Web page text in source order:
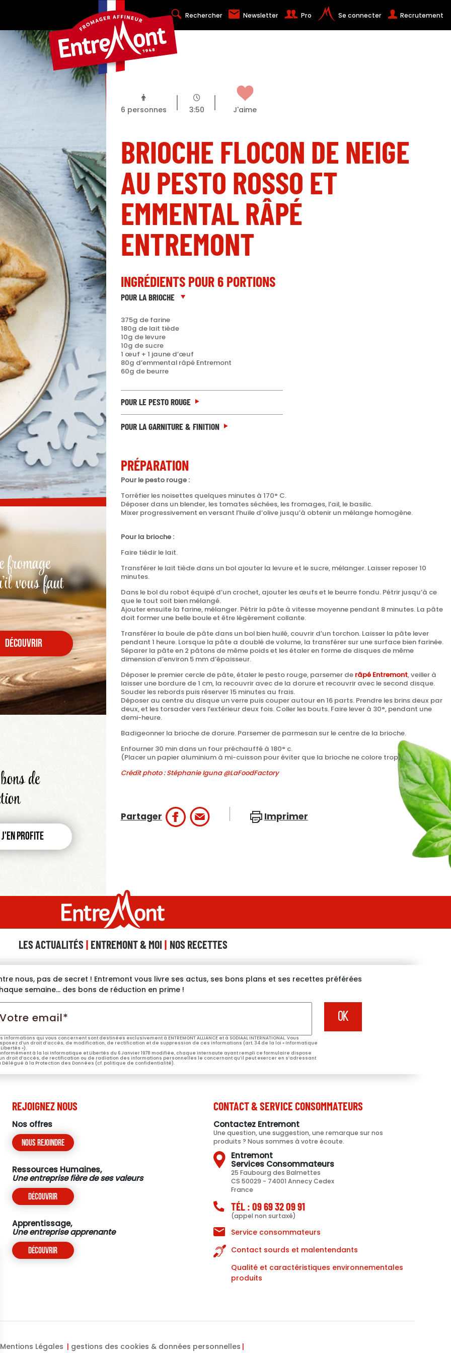
Rechercher Newsletter Pro Se connecter Recrutement
fromage
vous faut
découvrir
de
J'en profite
6 personnes 3:50 J'aime
BRIOCHE FLOCON DE NEIGE
AU PESTO ROSSO ET
EMMENTAL RÂPÉ
ENTREMONT
INGRÉDIENTS POUR 6 PORTIONS
POUR LA BRIOCHE
375g de farine
180g de lait tiède
10g de levure
10g de sucre
1 œuf + 1 jaune d’œuf
80g d’emmental râpé Entremont
60g de beurre
POUR LE PESTO ROUGE
POUR LA GARNITURE & FINITION
PRÉPARATION
Pour le pesto rouge :
Torréfierles noisettes quelques minutes à 170° C.
Déposerdans un blender, les tomates séchées, les fromages, l’ail, le basilic.
Mixerprogressivement en versant l’huile d’olive jusqu’à obtenir un mélange homogène.
Pour la brioche :
Fairetiédir le lait.
Transférer le lait tiède dans un bol ajouter la levure et le sucre, mélanger. Laisser reposer 10
minutes.
Dans le bol du robot équipé d’un crochet, ajouter les œufs et le beurre fondu. Pétrir jusqu’à ce
que le tout soit bien mélangé.
Ajouter ensuite la farine, mélanger. Pétrir la pâte à vitesse moyenne pendant 8 minutes. La pâte
doit former une belle boule et être légèrement collante.
Transférer la boule de pâte dans un bol bien huilé, couvrir d’un torchon. Laisser la pâte lever
pendant 1 heure. Lorsque la pâte a doublé de volume, la transférer sur une surface bien farinée.
Séparer la pâte en 2 pâtons de même poids et les étaler en forme de disques de même
dimension d’environ 5 mm d’épaisseur.
Déposer le premier cercle de pâte, étaler le pesto rouge, parsemer de râpé Entremont, veiller à
laisser une bordure de 1 cm, la recouvrir avec de la dorure et recouvrir avec le second disque.
Souder les rebords puis réserver 15 minutes au frais.
Déposer au centre du disque un verre puis couper autour en 16 parts. Prendre les brins deux par
deux, et les torsader vers l’extérieur deux fois. Coller les bouts. Faire lever à 30°, pendant une
demi-heure.
Badigeonner la brioche de dorure. Parsemer de parmesan sur le centre de la brioche.
Enfourner30 min dans un four préchauffé à 180° c.
(Placer un papier aluminium à mi-cuisson pour éviter que la brioche ne colore trop).
Crédit photo : Stéphanie Iguna @LaFoodFactory
Partager Imprimer
LES ACTUALITÉS ENTREMONT & MOI NOS RECETTES
nous, pas de secret ! Entremont vous livre ses actus, ses bons plans et ses recettes préférées
semaine… des bons de réduction en prime !
informations qui vous concernent sont destinées exclusivement à ENTREMONT ALLIANCE et à SODIAAL INTERNATIONAL. Vous
d’un droit d’accès, de modification, de rectification et de suppression de ces informations (art. 34 de la loi « Informatique
»).
à la loi Informatique et Libertés du 6 Janvier 1978 modifiée, chaque internaute ayant rempli ce formulaire dispose
droit d’accès, de rectification ou de radiation des informations personnelles le concernant qu’il peut exercer en s’adressant
Délégué à la Protection des Données (cf. politique de confidentialité).
REJOIGNEZ NOUS
Nos offres
Nous rejoindre
Ressources Humaines,
Une entreprise fière de ses valeurs
Découvrir
Apprentissage,
Une entreprise apprenante
Découvrir
CONTACT & SERVICE CONSOMMATEURS
Contactez Entremont
Une question, une suggestion, une remarque sur nos
produits ? Nous sommes à votre écoute.
Entremont
Services Consommateurs
25 Faubourg des Balmettes
CS 50029 - 74001 Annecy Cedex
France
TÉL : 09 69 32 09 91
(appel non surtaxé)
Service consommateurs
Contact sourds et malentendants
Qualité et caractéristiques environnementales
produits
Mentions Légales gestions des cookies & données personnelles